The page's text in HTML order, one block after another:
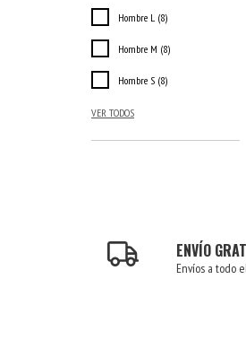
Hombre L (8)
Hombre M (8)
Hombre S (8)
VER TODOS
ENVÍO
Envíos a todo